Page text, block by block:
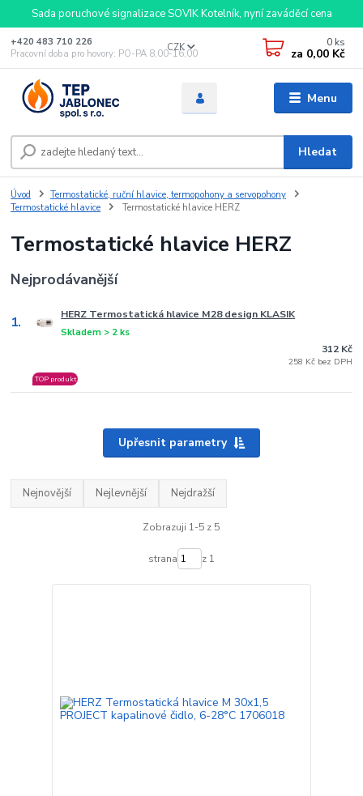
Sada poruchové signalizace SOVIK Kotelník, nyní zaváděcí cena
Menu
CZK
Hledat
+420 483 710 226
Pracovní doba pro hovory: PO-PA 8,00-16,00
0 ks
za 0,00 Kč
Úvod
Termostatické, ruční hlavice, termopohony a servopohony
Termostatické hlavice
Termostatické hlavice HERZ
Termostatické hlavice HERZ
Nejprodávanější
1. HERZ Termostatická hlavice M28 design KLASIK
Skladem > 2 ks
TOP produkt
312 Kč
258 Kč bez DPH
Upřesnit parametry
Nejnovější Nejlevnější Nejdražší
Zobrazuji 1-5 z 5
strana z 1